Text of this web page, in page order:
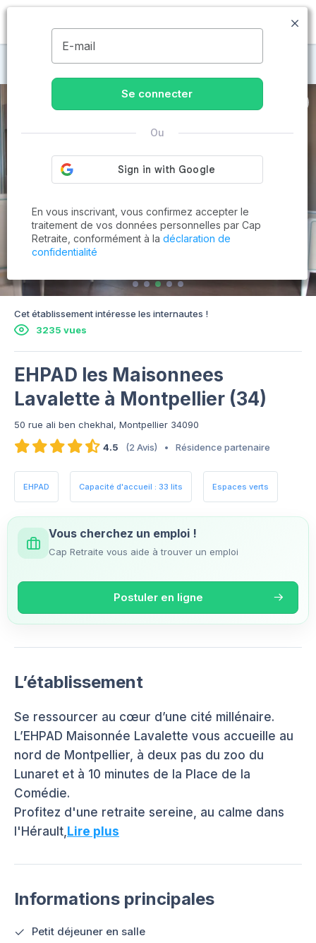
MENU
Maisons de retraite à Montpellier
Cet établissement intéresse les internautes !
3235 vues
EHPAD les Maisonnees
Lavalette à Montpellier (34)
50 rue ali ben chekhal, Montpellier 34090
4.5
(2 Avis) • Résidence partenaire
EHPAD Capacité d'accueil : 33 lits Espaces verts
Vous cherchez un emploi !
Cap Retraite vous aide à trouver un emploi
Postuler en ligne
L’établissement
Se ressourcer au cœur d’une cité millénaire.
L’EHPAD Maisonnée Lavalette vous accueille au
nord de Montpellier, à deux pas du zoo du
Lunaret et à 10 minutes de la Place de la
Comédie.
Profitez d'une retraite sereine, au calme dans
l'Hérault, Lire plus
Informations principales
Petit déjeuner en salle
E-mail
Se connecter
Ou
En vous inscrivant, vous confirmez accepter le
traitement de vos données personnelles par Cap
Retraite, conformément à la déclaration de
confidentialité